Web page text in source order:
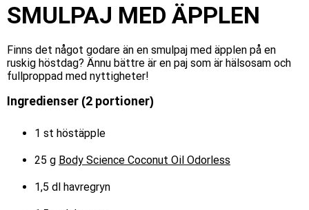
SMULPAJ MED ÄPPLEN
Finns det något godare än en smulpaj med äpplen på en
ruskig höstdag? Ännu bättre är en paj som är hälsosam och
fullproppad med nyttigheter!
Ingredienser (2 portioner)
1 st höstäpple
25 g Body Science Coconut Oil Odorless
1,5 dl havregryn